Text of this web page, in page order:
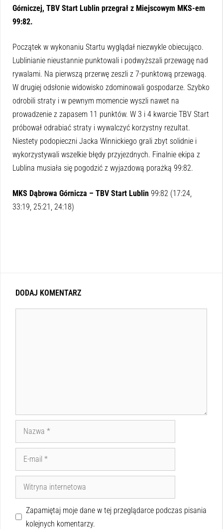
Górniczej, TBV Start Lublin przegrał z Miejscowym MKS-em
99:82.
Początek w wykonaniu Startu wyglądał niezwykle obiecująco.
Lublinianie nieustannie punktowali i podwyższali przewagę nad
rywalami. Na pierwszą przerwę zeszli z 7-punktową przewagą.
W drugiej odsłonie widowisko zdominowali gospodarze. Szybko
odrobili straty i w pewnym momencie wyszli nawet na
prowadzenie z zapasem 11 punktów. W 3 i 4 kwarcie TBV Start
próbował odrabiać straty i wywalczyć korzystny rezultat.
Niestety podopieczni Jacka Winnickiego grali zbyt solidnie i
wykorzystywali wszelkie błędy przyjezdnych. Finalnie ekipa z
Lublina musiała się pogodzić z wyjazdową porażką 99:82.
MKS Dąbrowa Górnicza – TBV Start Lublin 99:82 (17:24,
33:19, 25:21, 24:18)
DODAJ KOMENTARZ
Zapamiętaj moje dane w tej przeglądarce podczas pisania
kolejnych komentarzy.